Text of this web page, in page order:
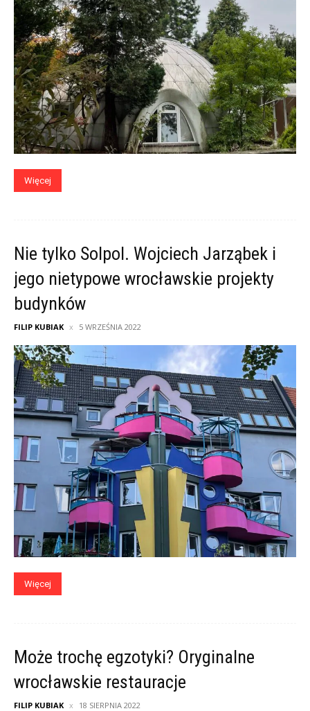
Więcej
Nie tylko Solpol. Wojciech Jarząbek i
jego nietypowe wrocławskie projekty
budynków
FILIP KUBIAK 5 WRZEŚNIA 2022
Więcej
Może trochę egzotyki? Oryginalne
wrocławskie restauracje
FILIP KUBIAK 18 SIERPNIA 2022